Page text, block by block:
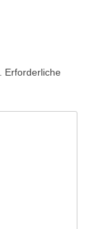
Erforderliche